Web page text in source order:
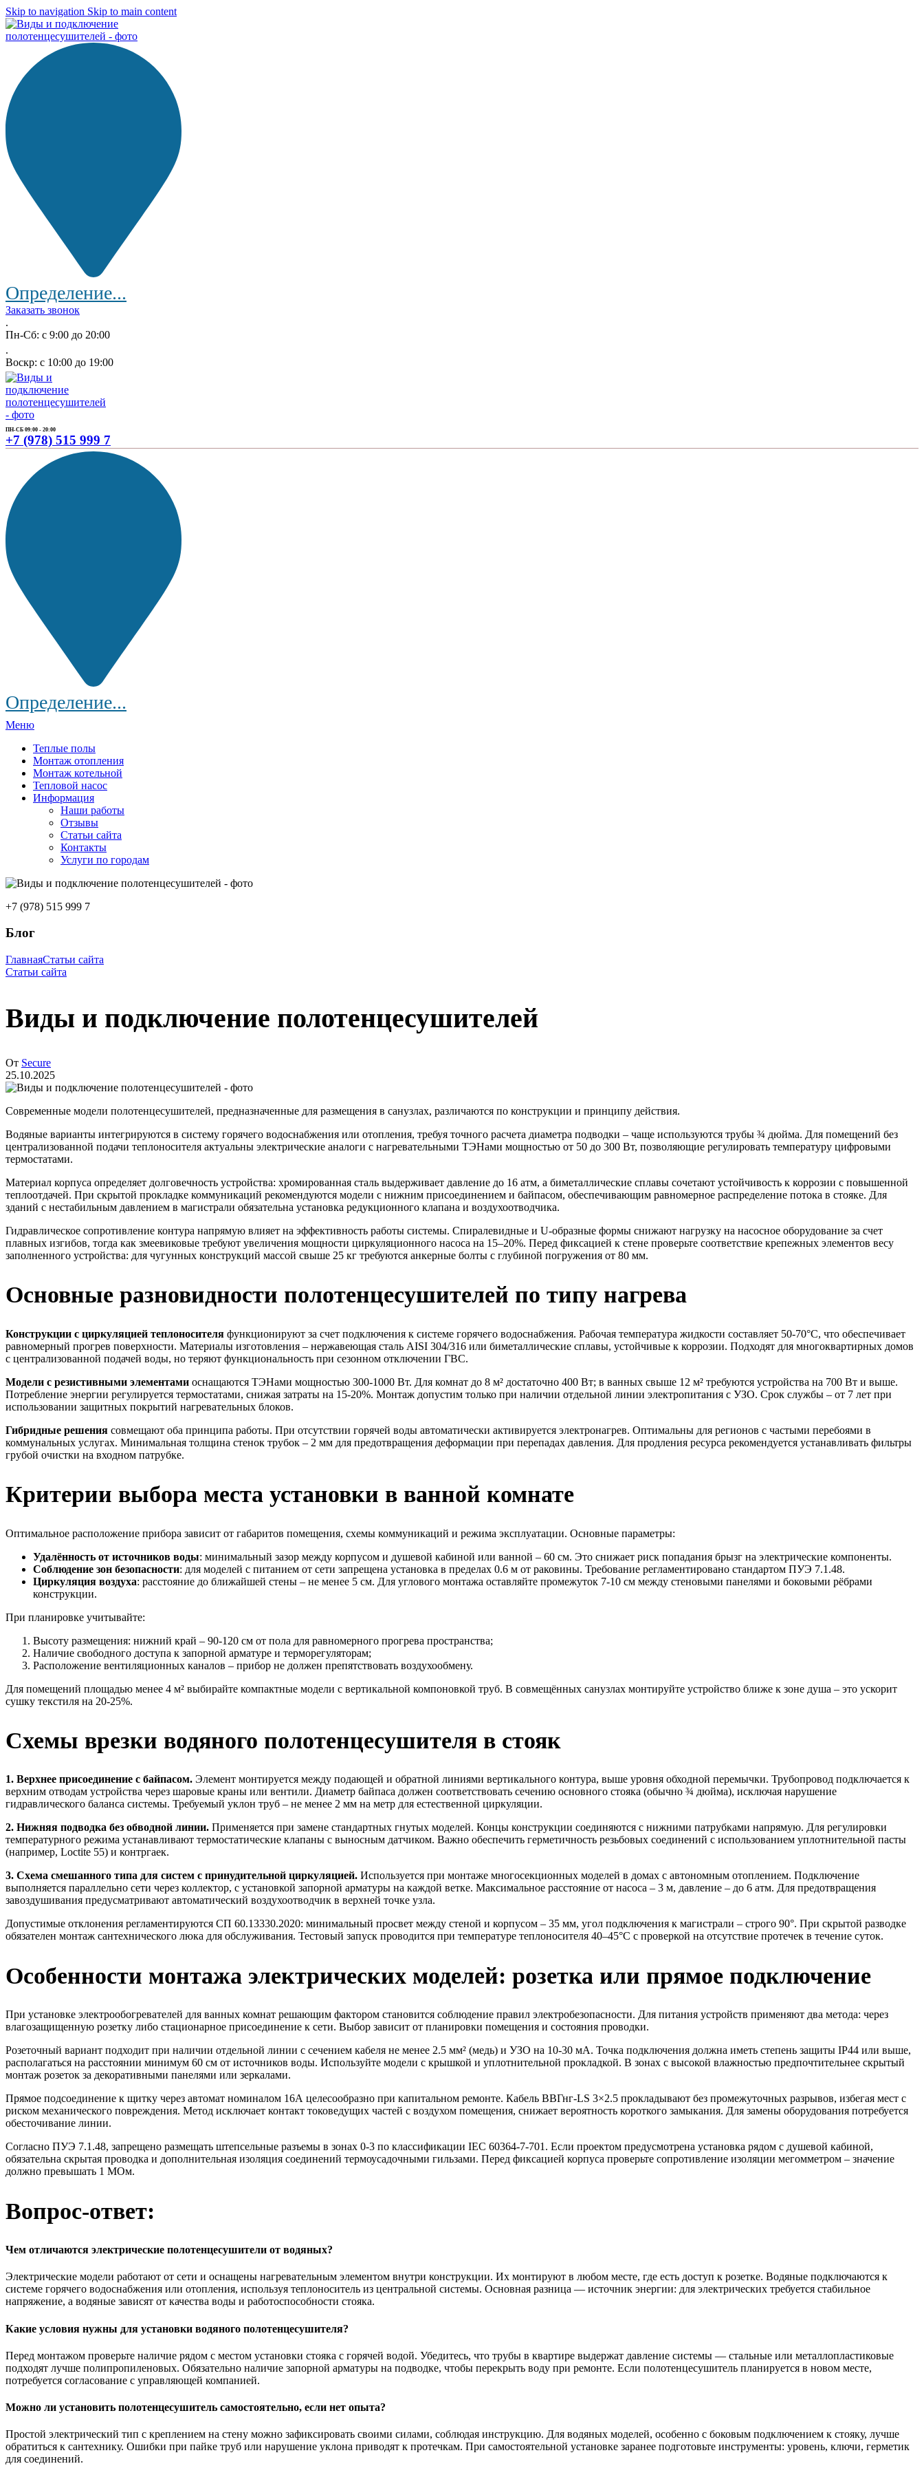
Skip to navigation Skip to main content
Определение...
Заказать звонок
.
Пн-Сб: с 9:00 до 20:00
.
Воскр: с 10:00 до 19:00
ПН-СБ 09:00 - 20:00
+7 (978) 515 999 7
Определение...
Меню
Теплые полы
Монтаж отопления
Монтаж котельной
Тепловой насос
Информация
Наши работы
Отзывы
Статьи сайта
Контакты
Услуги по городам
+7 (978) 515 999 7
Блог
ГлавнаяСтатьи сайта
Статьи сайта
Виды и подключение полотенцесушителей
От Secure
25.10.2025
Современные модели полотенцесушителей, предназначенные для размещения в санузлах, различаются по конструкции и принципу действия.
Водяные варианты интегрируются в систему горячего водоснабжения или отопления, требуя точного расчета диаметра подводки – чаще используются трубы ¾ дюйма. Для помещений без
централизованной подачи теплоносителя актуальны электрические аналоги с нагревательными ТЭНами мощностью от 50 до 300 Вт, позволяющие регулировать температуру цифровыми
термостатами.
Материал корпуса определяет долговечность устройства: хромированная сталь выдерживает давление до 16 атм, а биметаллические сплавы сочетают устойчивость к коррозии с повышенной
теплоотдачей. При скрытой прокладке коммуникаций рекомендуются модели с нижним присоединением и байпасом, обеспечивающим равномерное распределение потока в стояке. Для
зданий с нестабильным давлением в магистрали обязательна установка редукционного клапана и воздухоотводчика.
Гидравлическое сопротивление контура напрямую влияет на эффективность работы системы. Спиралевидные и U-образные формы снижают нагрузку на насосное оборудование за счет
плавных изгибов, тогда как змеевиковые требуют увеличения мощности циркуляционного насоса на 15–20%. Перед фиксацией к стене проверьте соответствие крепежных элементов весу
заполненного устройства: для чугунных конструкций массой свыше 25 кг требуются анкерные болты с глубиной погружения от 80 мм.
Основные разновидности полотенцесушителей по типу нагрева
Конструкции с циркуляцией теплоносителя функционируют за счет подключения к системе горячего водоснабжения. Рабочая температура жидкости составляет 50-70°C, что обеспечивает
равномерный прогрев поверхности. Материалы изготовления – нержавеющая сталь AISI 304/316 или биметаллические сплавы, устойчивые к коррозии. Подходят для многоквартирных домов
с централизованной подачей воды, но теряют функциональность при сезонном отключении ГВС.
Модели с резистивными элементами оснащаются ТЭНами мощностью 300-1000 Вт. Для комнат до 8 м² достаточно 400 Вт; в ванных свыше 12 м² требуются устройства на 700 Вт и выше.
Потребление энергии регулируется термостатами, снижая затраты на 15-20%. Монтаж допустим только при наличии отдельной линии электропитания с УЗО. Срок службы – от 7 лет при
использовании защитных покрытий нагревательных блоков.
Гибридные решения совмещают оба принципа работы. При отсутствии горячей воды автоматически активируется электронагрев. Оптимальны для регионов с частыми перебоями в
коммунальных услугах. Минимальная толщина стенок трубок – 2 мм для предотвращения деформации при перепадах давления. Для продления ресурса рекомендуется устанавливать фильтры
грубой очистки на входном патрубке.
Критерии выбора места установки в ванной комнате
Оптимальное расположение прибора зависит от габаритов помещения, схемы коммуникаций и режима эксплуатации. Основные параметры:
Удалённость от источников воды: минимальный зазор между корпусом и душевой кабиной или ванной – 60 см. Это снижает риск попадания брызг на электрические компоненты.
Соблюдение зон безопасности: для моделей с питанием от сети запрещена установка в пределах 0.6 м от раковины. Требование регламентировано стандартом ПУЭ 7.1.48.
Циркуляция воздуха: расстояние до ближайшей стены – не менее 5 см. Для углового монтажа оставляйте промежуток 7-10 см между стеновыми панелями и боковыми рёбрами
конструкции.
При планировке учитывайте:
Высоту размещения: нижний край – 90-120 см от пола для равномерного прогрева пространства;
Наличие свободного доступа к запорной арматуре и терморегуляторам;
Расположение вентиляционных каналов – прибор не должен препятствовать воздухообмену.
Для помещений площадью менее 4 м² выбирайте компактные модели с вертикальной компоновкой труб. В совмещённых санузлах монтируйте устройство ближе к зоне душа – это ускорит
сушку текстиля на 20-25%.
Схемы врезки водяного полотенцесушителя в стояк
1. Верхнее присоединение с байпасом. Элемент монтируется между подающей и обратной линиями вертикального контура, выше уровня обходной перемычки. Трубопровод подключается к
верхним отводам устройства через шаровые краны или вентили. Диаметр байпаса должен соответствовать сечению основного стояка (обычно ¾ дюйма), исключая нарушение
гидравлического баланса системы. Требуемый уклон труб – не менее 2 мм на метр для естественной циркуляции.
2. Нижняя подводка без обводной линии. Применяется при замене стандартных гнутых моделей. Концы конструкции соединяются с нижними патрубками напрямую. Для регулировки
температурного режима устанавливают термостатические клапаны с выносным датчиком. Важно обеспечить герметичность резьбовых соединений с использованием уплотнительной пасты
(например, Loctite 55) и контргаек.
3. Схема смешанного типа для систем с принудительной циркуляцией. Используется при монтаже многосекционных моделей в домах с автономным отоплением. Подключение
выполняется параллельно сети через коллектор, с установкой запорной арматуры на каждой ветке. Максимальное расстояние от насоса – 3 м, давление – до 6 атм. Для предотвращения
завоздушивания предусматривают автоматический воздухоотводчик в верхней точке узла.
Допустимые отклонения регламентируются СП 60.13330.2020: минимальный просвет между стеной и корпусом – 35 мм, угол подключения к магистрали – строго 90°. При скрытой разводке
обязателен монтаж сантехнического люка для обслуживания. Тестовый запуск проводится при температуре теплоносителя 40–45°C с проверкой на отсутствие протечек в течение суток.
Особенности монтажа электрических моделей: розетка или прямое подключение
При установке электрообогревателей для ванных комнат решающим фактором становится соблюдение правил электробезопасности. Для питания устройств применяют два метода: через
влагозащищенную розетку либо стационарное присоединение к сети. Выбор зависит от планировки помещения и состояния проводки.
Розеточный вариант подходит при наличии отдельной линии с сечением кабеля не менее 2.5 мм² (медь) и УЗО на 10-30 мА. Точка подключения должна иметь степень защиты IP44 или выше,
располагаться на расстоянии минимум 60 см от источников воды. Используйте модели с крышкой и уплотнительной прокладкой. В зонах с высокой влажностью предпочтительнее скрытый
монтаж розеток за декоративными панелями или зеркалами.
Прямое подсоединение к щитку через автомат номиналом 16А целесообразно при капитальном ремонте. Кабель ВВГнг-LS 3×2.5 прокладывают без промежуточных разрывов, избегая мест с
риском механического повреждения. Метод исключает контакт токоведущих частей с воздухом помещения, снижает вероятность короткого замыкания. Для замены оборудования потребуется
обесточивание линии.
Согласно ПУЭ 7.1.48, запрещено размещать штепсельные разъемы в зонах 0-3 по классификации IEC 60364-7-701. Если проектом предусмотрена установка рядом с душевой кабиной,
обязательна скрытая проводка и дополнительная изоляция соединений термоусадочными гильзами. Перед фиксацией корпуса проверьте сопротивление изоляции мегомметром – значение
должно превышать 1 МОм.
Вопрос-ответ:
Чем отличаются электрические полотенцесушители от водяных?
Электрические модели работают от сети и оснащены нагревательным элементом внутри конструкции. Их монтируют в любом месте, где есть доступ к розетке. Водяные подключаются к
системе горячего водоснабжения или отопления, используя теплоноситель из центральной системы. Основная разница — источник энергии: для электрических требуется стабильное
напряжение, а водяные зависят от качества воды и работоспособности стояка.
Какие условия нужны для установки водяного полотенцесушителя?
Перед монтажом проверьте наличие рядом с местом установки стояка с горячей водой. Убедитесь, что трубы в квартире выдержат давление системы — стальные или металлопластиковые
подходят лучше полипропиленовых. Обязательно наличие запорной арматуры на подводке, чтобы перекрыть воду при ремонте. Если полотенцесушитель планируется в новом месте,
потребуется согласование с управляющей компанией.
Можно ли установить полотенцесушитель самостоятельно, если нет опыта?
Простой электрический тип с креплением на стену можно зафиксировать своими силами, соблюдая инструкцию. Для водяных моделей, особенно с боковым подключением к стояку, лучше
обратиться к сантехнику. Ошибки при пайке труб или нарушение уклона приводят к протечкам. При самостоятельной установке заранее подготовьте инструменты: уровень, ключи, герметик
для соединений.